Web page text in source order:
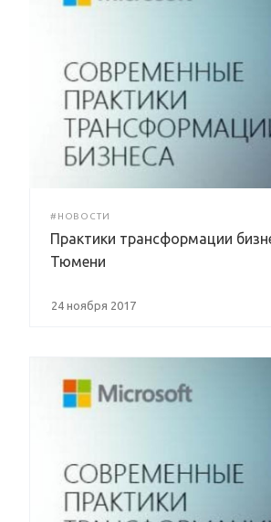
#НОВОСТИ
Практики трансформации
Тюмени
24 ноября 2017